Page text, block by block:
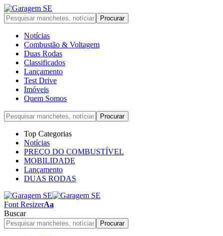
Notícias
Combustão & Voltagem
Duas Rodas
Classificados
Lançamento
Test Drive
Imóveis
Quem Somos
Top Categorias
Notícias
PREÇO DO COMBUSTÍVEL
MOBILIDADE
Lançamento
DUAS RODAS
Font ResizerAa
Buscar